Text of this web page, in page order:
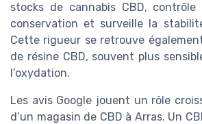
stocks de cannabis CBD,
conservation et surveille la
Cette rigueur se retrouve
de résine CBD, souvent plus
l’oxydation.
Les avis Google jouent un rôle
d’un magasin de CBD à Arras. Un